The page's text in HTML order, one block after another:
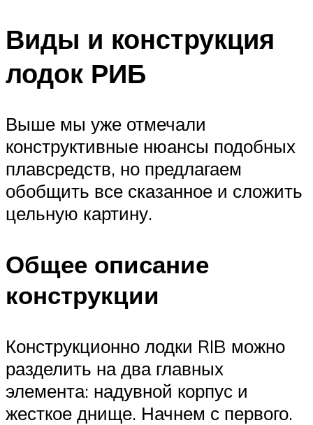
Виды и конструкция
лодок РИБ
Выше мы уже отмечали
конструктивные нюансы подобных
плавсредств, но предлагаем
обобщить все сказанное и сложить
цельную картину.
Общее описание
конструкции
Конструкционно лодки RIB можно
разделить на два главных
элемента: надувной корпус и
жесткое днище. Начнем с первого.